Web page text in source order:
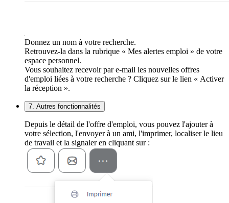
Donnez un nom à votre recherche.
Retrouvez-la dans la rubrique « Mes alertes emploi » de votre
espace personnel.
Vous souhaitez recevoir par e-mail les nouvelles offres
d'emploi liées à votre recherche ? Cliquez sur le lien « Activer
la réception ».
7. Autres fonctionnalités
Depuis le détail de l'offre d'emploi, vous pouvez l'ajouter à
votre sélection, l'envoyer à un ami, l'imprimer, localiser le lieu
de travail et la signaler en cliquant sur :